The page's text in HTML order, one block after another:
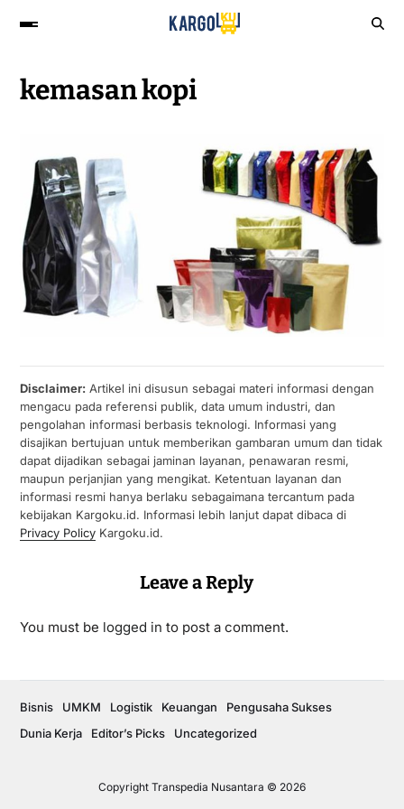
kemasan kopi
Disclaimer:Artikel ini disusun sebagai materi informasi dengan
mengacu pada referensi publik, data umum industri, dan
pengolahan informasi berbasis teknologi. Informasi yang
disajikan bertujuan untuk memberikan gambaran umum dan tidak
dapat dijadikan sebagai jaminan layanan, penawaran resmi,
maupun perjanjian yang mengikat. Ketentuan layanan dan
informasi resmi hanya berlaku sebagaimana tercantum pada
kebijakan Kargoku.id. Informasi lebih lanjut dapat dibaca di
Privacy PolicyKargoku.id.
Leave a Reply
You must be logged in to post a comment.
Copyright Transpedia Nusantara © 2026
Bisnis UMKM Logistik Keuangan
Pengusaha Sukses
Dunia Kerja
Editor’s Picks Uncategorized